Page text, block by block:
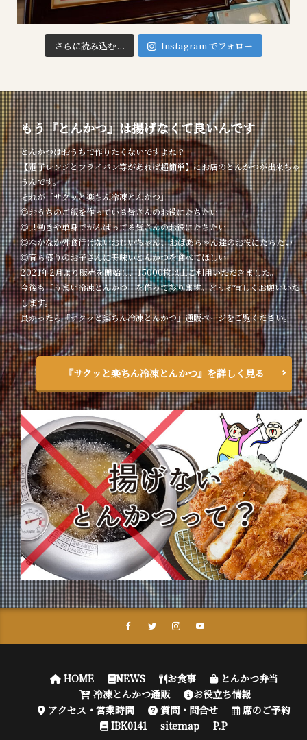
さらに読み込む... Instagram でフォロー
もう『とんかつ』は揚げなくて良いんです
とんかつはおうちで作りたくないですよね？
【電子レンジとフライパン等があれば超簡単】にお店のとんかつが出来ちゃ
うんです。
それが「サクッと楽ちん冷凍とんかつ」
◎おうちのご飯を作っている皆さんのお役にたちたい
◎共働きや単身でがんばってる皆さんのお役にたちたい
◎なかなか外食行けないおじいちゃん、おばあちゃん達のお役にたちたい
◎育ち盛りのお子さんに美味いとんかつを食べてほしい
2021年2月より販売を開始し、15000枚以上ご利用いただきました。
今後も「うまい冷凍とんかつ」を作って参ります。どうぞ宜しくお願いいた
します。
良かったら「サクッと楽ちん冷凍とんかつ」通販ページをご覧ください。
『サクッと楽ちん冷凍とんかつ』を詳しく見る
HOME NEWS お食事
とんかつ弁当
冷凍とんかつ通販
お役立ち情報
アクセス・営業時間
質問・問合せ
席のご予約
IBK0141
sitemap P.P